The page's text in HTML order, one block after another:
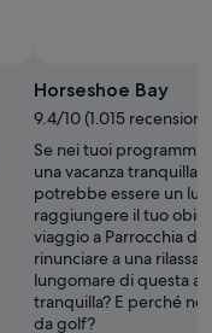
Horseshoe Bay
9.4/10 (1.015 recensioni)
Se nei tuoi programmi
una vacanza tranquilla,
potrebbe essere un
raggiungere il tuo
viaggio a Parrocchia di
rinunciare a una
lungomare di questa
tranquilla? E perché
da golf?